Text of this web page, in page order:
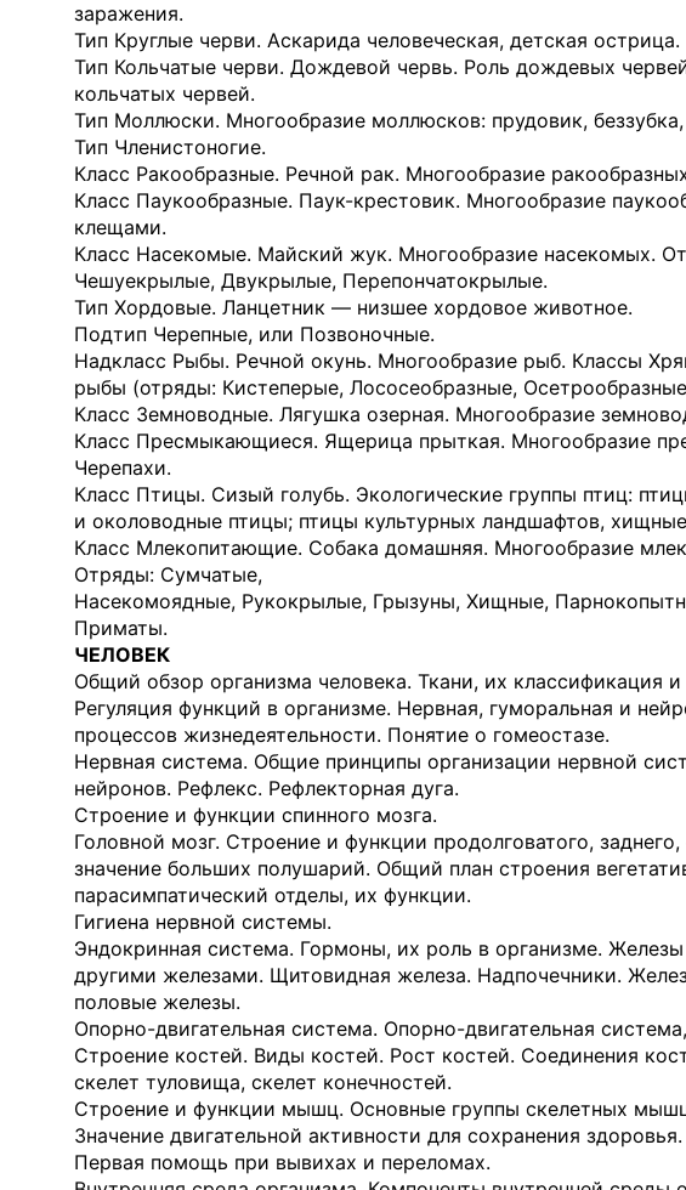
заражения.
Тип Круглые черви. Аскарида человеческая, детская
Тип Кольчатые черви. Дождевой червь. Роль дождевых
кольчатых червей.
Тип Моллюски. Многообразие моллюсков: прудовик,
Тип Членистоногие.
Класс Ракообразные. Речной рак. Многообразие
Класс Паукообразные. Паук-крестовик. Многообразие
клещами.
Класс Насекомые. Майский жук. Многообразие насекомых.
Чешуекрылые, Двукрылые, Перепончатокрылые.
Тип Хордовые. Ланцетник — низшее хордовое животное.
Подтип Черепные, или Позвоночные.
Надкласс Рыбы. Речной окунь. Многообразие рыб. Классы
рыбы (отряды: Кистеперые, Лососеобразные,
Класс Земноводные. Лягушка озерная. Многообразие
Класс Пресмыкающиеся. Ящерица прыткая. Многообразие
Черепахи.
Класс Птицы. Сизый голубь. Экологические группы птиц:
и околоводные птицы; птицы культурных ландшафтов,
Класс Млекопитающие. Собака домашняя. Многообразие
Отряды: Сумчатые,
Насекомоядные, Рукокрылые, Грызуны, Хищные,
Приматы.
ЧЕЛОВЕК
Общий обзор организма человека. Ткани, их классификация
Регуляция функций в организме. Нервная, гуморальная и
процессов жизнедеятель­ности. Понятие о гомеостазе.
Нервная система. Общие принципы организации нервной
нейронов. Рефлекс. Рефлек­торная дуга.
Строение и функции спинного мозга.
Головной мозг. Строение и функции продолговатого,
значение больших полуша­рий. Общий план строения
парасимпатический отделы, их функции.
Гигиена нервной системы.
Эндокринная система. Гормоны, их роль в организме.
другими железами. Щитовидная железа. Надпочечники.
половые железы.
Опорно-двигательная система. Опорно-двигательная
Строение костей. Виды костей. Рост костей. Соединения
скелет туловища, скелет конеч­ностей.
Строение и функции мышц. Основные группы скелетных
Значение двигательной активности для сохранения
Первая помощь при вывихах и переломах.